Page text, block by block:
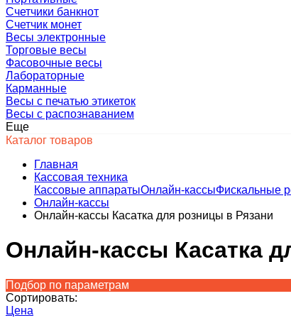
Счетчики банкнот
Счетчик монет
Весы электронные
Торговые весы
Фасовочные весы
Лабораторные
Карманные
Весы с печатью этикеток
Весы с распознаванием
Еще
Каталог товаров
Главная
Кассовая техника
Кассовые аппаратыОнлайн-кассыФискальные
Онлайн-кассы
Онлайн-кассы Касатка для розницы в Рязани
Онлайн-кассы Касатка
Подбор по параметрам
Сортировать:
Цена